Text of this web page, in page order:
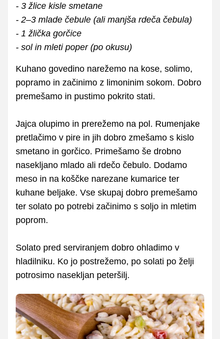
- 3 žlice kisle smetane
- 2–3 mlade čebule (ali manjša rdeča čebula)
- 1 žlička gorčice
- sol in mleti poper (po okusu)
Kuhano govedino narežemo na kose, solimo,
popramo in začinimo z limoninim sokom. Dobro
premešamo in pustimo pokrito stati.
Jajca olupimo in prerežemo na pol. Rumenjake
pretlačimo v pire in jih dobro zmešamo s kislo
smetano in gorčico. Primešamo še drobno
nasekljano mlado ali rdečo čebulo. Dodamo
meso in na koščke narezane kumarice ter
kuhane beljake. Vse skupaj dobro premešamo
ter solato po potrebi začinimo s soljo in mletim
poprom.
Solato pred serviranjem dobro ohladimo v
hladilniku. Ko jo postrežemo, po solati po želji
potrosimo nasekljan peteršilj.